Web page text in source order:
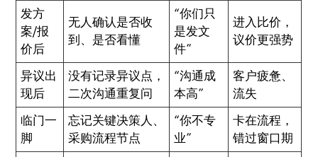
发方
案/报
价后
无人确认是否收
到、是否看懂
“你们只
是发文
件”
进入比价，
议价更强势
异议出
现后
没有记录异议点，
二次沟通重复问
“沟通成
本高”
客户疲惫、
流失
临门一
脚
忘记关键决策人、
采购流程节点
“你不专
业”
卡在流程，
错过窗口期